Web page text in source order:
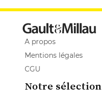
A propos
Mentions légales
CGU
Notre sélection